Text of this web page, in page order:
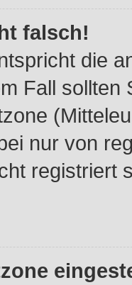
falsch!
die
Fall sollten
nur von
registriert